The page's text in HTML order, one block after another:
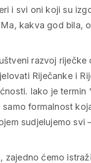
i svi oni koji su
kakva god bila,
razvoj riječke
Riječanke i
Iako je termin
formalnost
sudjelujemo svi
zajedno ćemo